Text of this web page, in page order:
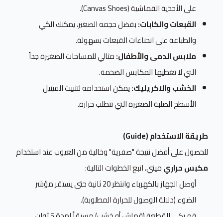
على الأحذية القماشية (Canvas Shoes).
القبعات والكابات:بفضل حجمه الصغير، يمكنك الكي
والطباعة على انحناءات القبعات بسهولة.
ملابس الدمى والأطفال:مثالي للمساحات الصغيرة جداً
التي لا تغطيها المكابس الضخمة.
الخشب والاكريليك:يمكن استخدامه لتثبيت الفينيل
الأسطح الصلبة الصغيرة التي تتطلب حرارة.
طريقة الاستخدام (Guide)
للحصول على أفضل نتيجة "صفرية" وخالية من العيوب عند استخدام
مكبس حراريميني، اتبع الخطوات التالية:
أوصل الجهاز بالكهرباء وانتظر 20 ثانية حتى يستقر مؤشر
الضوء (دلالة الوصول للحرارة المطلوبة).